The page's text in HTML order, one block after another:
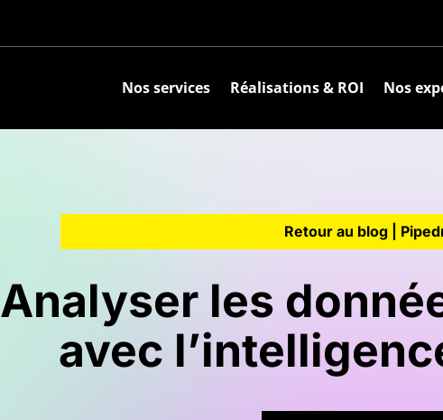
Nos services Réalisations & ROI Nos
Retour au blog |
Analyser les
avec